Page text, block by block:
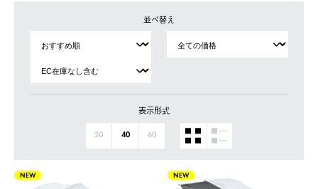
並べ替え
表示形式
20 40 60
NEW NEW